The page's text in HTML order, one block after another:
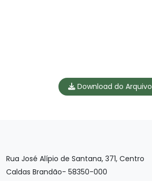
Download do Arquivo
Rua José Alípio de Santana, 371, Centro
Caldas Brandão- 58350-000